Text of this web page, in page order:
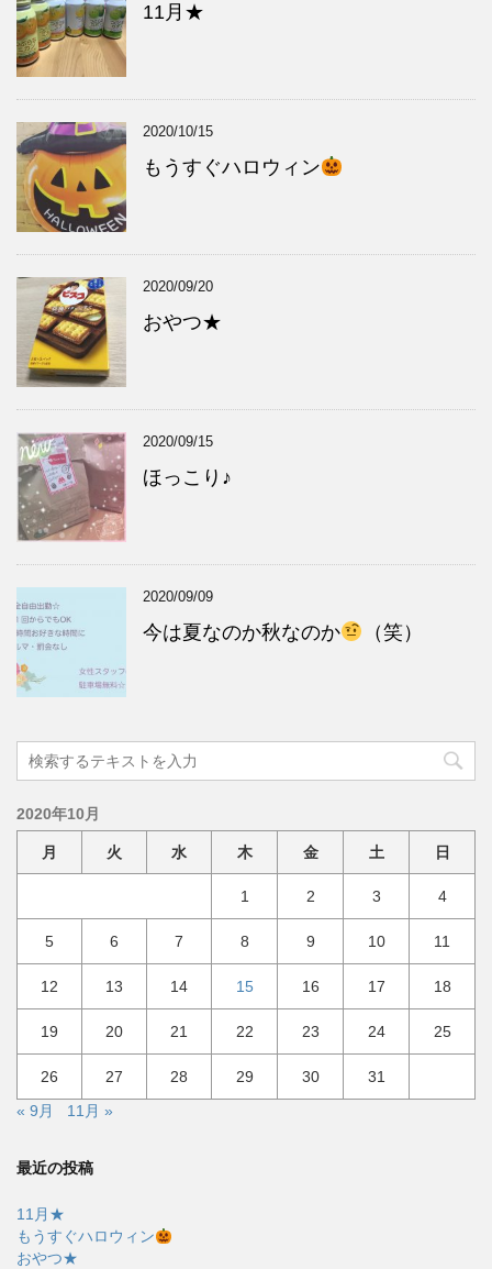
11月★
2020/10/15
もうすぐハロウィン
2020/09/20
おやつ★
2020/09/15
ほっこり♪
2020/09/09
今は夏なのか秋なのか （笑）
2020年10月
月 火 水 木 金 土 日
1 2 3 4
5 6 7 8 9 10 11
12 13 14 15 16 17 18
19 20 21 22 23 24 25
26 27 28 29 30
31
« 9月
11月 »
最近の投稿
11月★
もうすぐハロウィン
おやつ★